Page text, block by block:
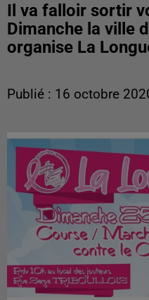
Il va falloir sortir
Dimanche la ville
organise La
Publié : 16 octobre